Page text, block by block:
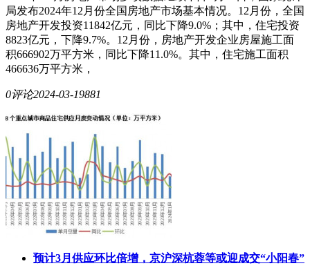
局发布2024年12月份全国房地产市场基本情况。12月份，全国
房地产开发投资11842亿元，同比下降9.0%；其中，住宅投资
8823亿元，下降9.7%。12月份，房地产开发企业房屋施工面
积666902万平方米，同比下降11.0%。其中，住宅施工面积
466636万平方米，
0评论2024-03-19881
预计3月供应环比倍增，京沪深杭蓉等或迎成交“小阳春”